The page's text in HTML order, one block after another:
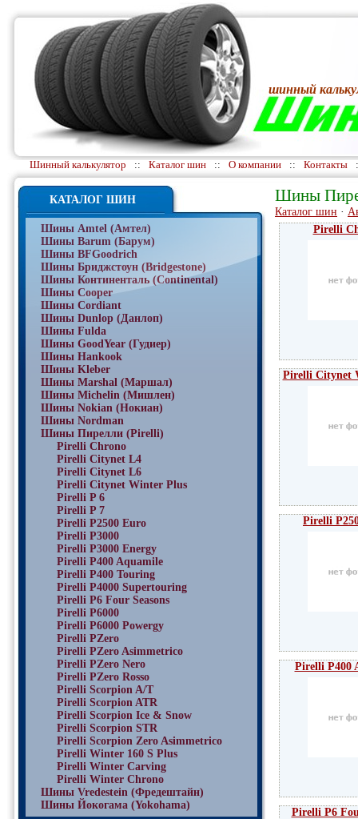
шинный
Шинный калькулятор :: Каталог шин :: О компании :: Контакты
КАТАЛОГ ШИН
Шины Amtel (Амтел)
Шины Barum (Барум)
Шины BFGoodrich
Шины Бриджстоун (Bridgestone)
Шины Континенталь (Continental)
Шины Cooper
Шины Cordiant
Шины Dunlop (Данлоп)
Шины Fulda
Шины GoodYear (Гудиер)
Шины Hankook
Шины Kleber
Шины Marshal (Маршал)
Шины Michelin (Мишлен)
Шины Nokian (Нокиан)
Шины Nordman
Шины Пирелли (Pirelli)
Pirelli Chrono
Pirelli Citynet L4
Pirelli Citynet L6
Pirelli Citynet Winter Plus
Pirelli P 6
Pirelli P 7
Pirelli P2500 Euro
Pirelli P3000
Pirelli P3000 Energy
Pirelli P400 Aquamile
Pirelli P400 Touring
Pirelli P4000 Supertouring
Pirelli P6 Four Seasons
Pirelli P6000
Pirelli P6000 Powergy
Pirelli PZero
Pirelli PZero Asimmetrico
Pirelli PZero Nero
Pirelli PZero Rosso
Pirelli Scorpion A/T
Pirelli Scorpion ATR
Pirelli Scorpion Ice & Snow
Pirelli Scorpion STR
Pirelli Scorpion Zero Asimmetrico
Pirelli Winter 160 S Plus
Pirelli Winter Carving
Pirelli Winter Chrono
Шины Vredestein (Фредештайн)
Шины Йокогама (Yokohama)
Шины
Каталог шин ·
Pirelli
Pirelli Citynet
Pirelli
Pirelli P400
Pirelli P6